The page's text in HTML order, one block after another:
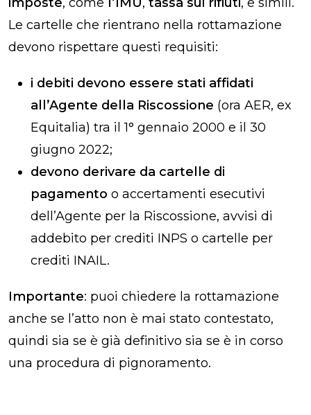
Le cartelle che rientrano nella rottamazione
devono rispettare questi requisiti:
i debiti devono essere stati affidati
all’Agente della Riscossione (ora AER, ex
Equitalia) tra il 1° gennaio 2000 e il 30
giugno 2022;
devono derivare da cartelle di
pagamento o accertamenti esecutivi
dell’Agente per la Riscossione, avvisi di
addebito per crediti INPS o cartelle per
crediti INAIL.
Importante: puoi chiedere la rottamazione
anche se l’atto non è mai stato contestato,
quindi sia se è già definitivo sia se è in corso
una procedura di pignoramento.